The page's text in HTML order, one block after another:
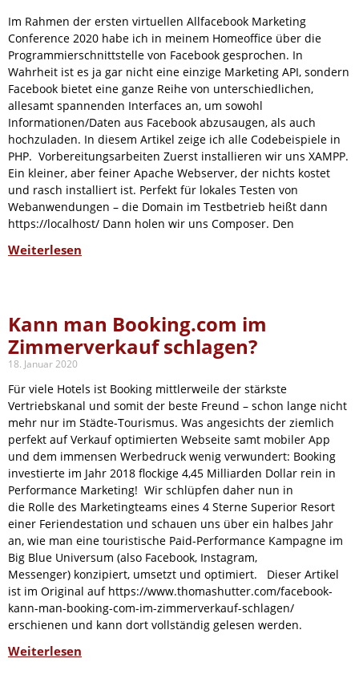
Im Rahmen der ersten virtuellen Allfacebook Marketing
Conference 2020 habe ich in meinem Homeoffice über die
Programmierschnittstelle von Facebook gesprochen. In
Wahrheit ist es ja gar nicht eine einzige Marketing API, sondern
Facebook bietet eine ganze Reihe von unterschiedlichen,
allesamt spannenden Interfaces an, um sowohl
Informationen/Daten aus Facebook abzusaugen, als auch
hochzuladen. In diesem Artikel zeige ich alle Codebeispiele in
PHP. Vorbereitungsarbeiten Zuerst installieren wir uns XAMPP.
Ein kleiner, aber feiner Apache Webserver, der nichts kostet
und rasch installiert ist. Perfekt für lokales Testen von
Webanwendungen – die Domain im Testbetrieb heißt dann
https://localhost/ Dann holen wir uns Composer. Den
Weiterlesen
Kann man Booking.com im
Zimmerverkauf schlagen?
18. Januar 2020
Für viele Hotels ist Booking mittlerweile der stärkste
Vertriebskanal und somit der beste Freund – schon lange nicht
mehr nur im Städte-Tourismus. Was angesichts der ziemlich
perfekt auf Verkauf optimierten Webseite samt mobiler App
und dem immensen Werbedruck wenig verwundert: Booking
investierte im Jahr 2018 flockige 4,45 Milliarden Dollar rein in
Performance Marketing! Wir schlüpfen daher nun in
die Rolle des Marketingteams eines 4 Sterne Superior Resort
einer Feriendestation und schauen uns über ein halbes Jahr
an, wie man eine touristische Paid-Performance Kampagne im
Big Blue Universum (also Facebook, Instagram,
Messenger) konzipiert, umsetzt und optimiert. Dieser Artikel
ist im Original auf https://www.thomashutter.com/facebook-
kann-man-booking-com-im-zimmerverkauf-schlagen/
erschienen und kann dort vollständig gelesen werden.
Weiterlesen